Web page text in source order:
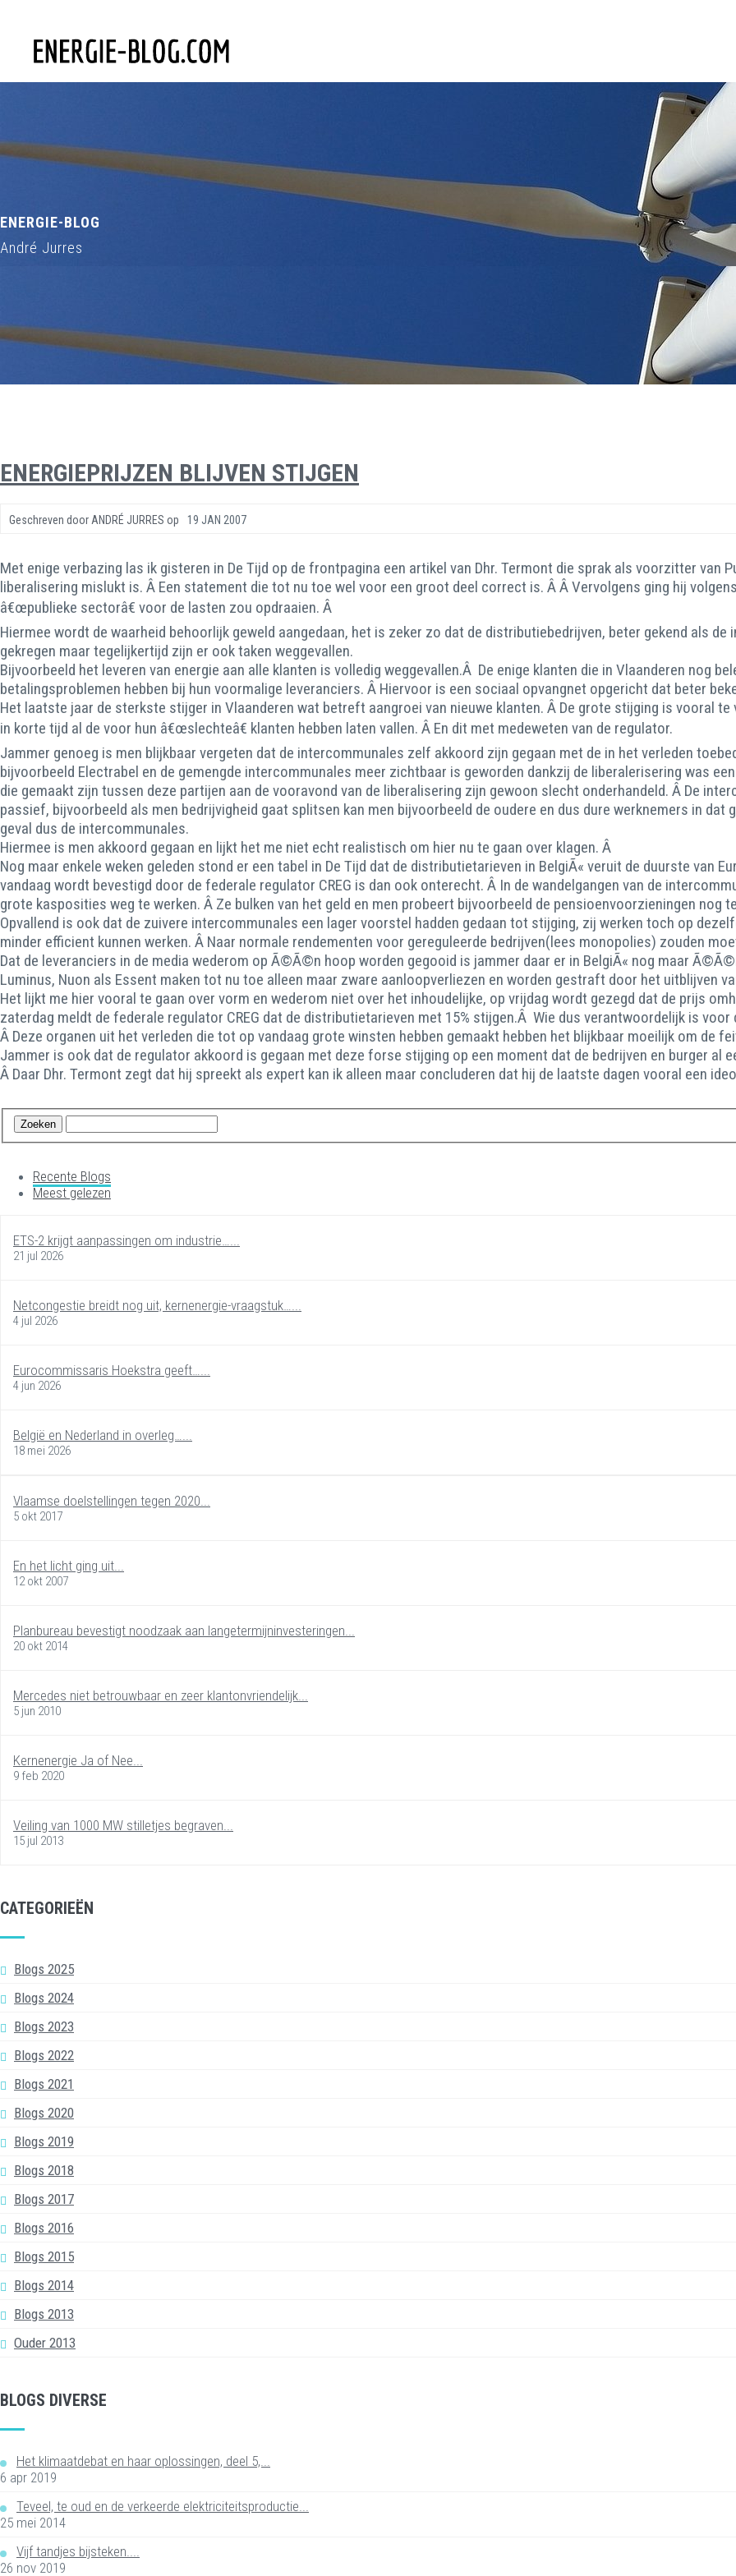
ENERGIE-BLOG
André Jurres
ENERGIEPRIJZEN BLIJVEN STIJGEN
Geschreven door ANDRÉ JURRES op 19 JAN 2007
Met enige verbazing las ik gisteren in De Tijd op de frontpagina een artikel van Dhr. Termont die sprak als voorzitter van
liberalisering mislukt is. Â Een statement die tot nu toe wel voor een groot deel correct is. Â Â Vervolgens ging hij
â€œpublieke sectorâ€ voor de lasten zou opdraaien. Â
Hiermee wordt de waarheid behoorlijk geweld aangedaan, het is zeker zo dat de distributiebedrijven, beter gekend als
gekregen maar tegelijkertijd zijn er ook taken weggevallen.
Bijvoorbeeld het leveren van energie aan alle klanten is volledig weggevallen.Â De enige klanten die in Vlaanderen nog
betalingsproblemen hebben bij hun voormalige leveranciers. Â Hiervoor is een sociaal opvangnet opgericht dat beter
Het laatste jaar de sterkste stijger in Vlaanderen wat betreft aangroei van nieuwe klanten. Â De grote stijging is vooral
in korte tijd al de voor hun â€œslechteâ€ klanten hebben laten vallen. Â En dit met medeweten van de regulator.
Jammer genoeg is men blijkbaar vergeten dat de intercommunales zelf akkoord zijn gegaan met de in het verleden
bijvoorbeeld Electrabel en de gemengde intercommunales meer zichtbaar is geworden dankzij de liberalerisering was
die gemaakt zijn tussen deze partijen aan de vooravond van de liberalisering zijn gewoon slecht onderhandeld. Â De
passief, bijvoorbeeld als men bedrijvigheid gaat splitsen kan men bijvoorbeeld de oudere en dus dure werknemers in dat
geval dus de intercommunales.
Hiermee is men akkoord gegaan en lijkt het me niet echt realistisch om hier nu te gaan over klagen. Â
Nog maar enkele weken geleden stond er een tabel in De Tijd dat de distributietarieven in BelgiÃ« veruit de duurste van
vandaag wordt bevestigd door de federale regulator CREG is dan ook onterecht. Â In de wandelgangen van de
grote kasposities weg te werken. Â Ze bulken van het geld en men probeert bijvoorbeeld de pensioenvoorzieningen nog
Opvallend is ook dat de zuivere intercommunales een lager voorstel hadden gedaan tot stijging, zij werken toch op
minder efficient kunnen werken. Â Naar normale rendementen voor gereguleerde bedrijven(lees monopolies) zouden
Dat de leveranciers in de media wederom op Ã©Ã©n hoop worden gegooid is jammer daar er in BelgiÃ« nog maar
Luminus, Nuon als Essent maken tot nu toe alleen maar zware aanloopverliezen en worden gestraft door het uitblijven
Het lijkt me hier vooral te gaan over vorm en wederom niet over het inhoudelijke, op vrijdag wordt gezegd dat de prijs
zaterdag meldt de federale regulator CREG dat de distributietarieven met 15% stijgen.Â Wie dus verantwoordelijk is
Â Deze organen uit het verleden die tot op vandaag grote winsten hebben gemaakt hebben het blijkbaar moeilijk om de
Jammer is ook dat de regulator akkoord is gegaan met deze forse stijging op een moment dat de bedrijven en burger
Â Daar Dhr. Termont zegt dat hij spreekt als expert kan ik alleen maar concluderen dat hij de laatste dagen vooral een
Recente Blogs
Meest gelezen
ETS-2 krijgt aanpassingen om industrie…...
21 jul 2026
Netcongestie breidt nog uit, kernenergie-vraagstuk…...
4 jul 2026
Eurocommissaris Hoekstra geeft…...
4 jun 2026
België en Nederland in overleg…...
18 mei 2026
Vlaamse doelstellingen tegen 2020...
5 okt 2017
En het licht ging uit...
12 okt 2007
Planbureau bevestigt noodzaak aan langetermijninvesteringen...
20 okt 2014
Mercedes niet betrouwbaar en zeer klantonvriendelijk...
5 jun 2010
Kernenergie Ja of Nee...
9 feb 2020
Veiling van 1000 MW stilletjes begraven...
15 jul 2013
CATEGORIEËN
Blogs 2025
Blogs 2024
Blogs 2023
Blogs 2022
Blogs 2021
Blogs 2020
Blogs 2019
Blogs 2018
Blogs 2017
Blogs 2016
Blogs 2015
Blogs 2014
Blogs 2013
Ouder 2013
BLOGS DIVERSE
Het klimaatdebat en haar oplossingen, deel 5,...
6 apr 2019
Teveel, te oud en de verkeerde elektriciteitsproductie...
25 mei 2014
Vijf tandjes bijsteken....
26 nov 2019